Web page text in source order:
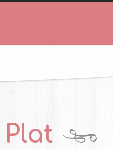
Plat